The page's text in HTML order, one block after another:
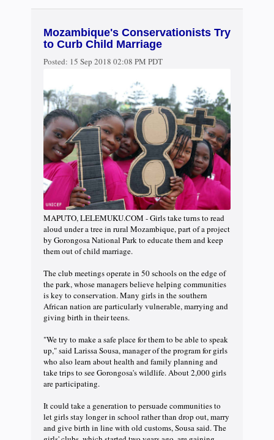
Mozambique's Conservationists Try
to Curb Child Marriage
Posted: 15 Sep 2018 02:08 PM PDT
MAPUTO, LELEMUKU.COM - Girls take turns to read
aloud under a tree in rural Mozambique, part of a project
by Gorongosa National Park to educate them and keep
them out of child marriage.
The club meetings operate in 50 schools on the edge of
the park, whose managers believe helping communities
is key to conservation. Many girls in the southern
African nation are particularly vulnerable, marrying and
giving birth in their teens.
"We try to make a safe place for them to be able to speak
up," said Larissa Sousa, manager of the program for girls
who also learn about health and family planning and
take trips to see Gorongosa's wildlife. About 2,000 girls
are participating.
It could take a generation to persuade communities to
let girls stay longer in school rather than drop out, marry
and give birth in line with old customs, Sousa said. The